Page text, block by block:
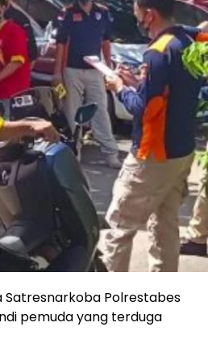
Satresnarkoba Polrestabes
pemuda yang terduga